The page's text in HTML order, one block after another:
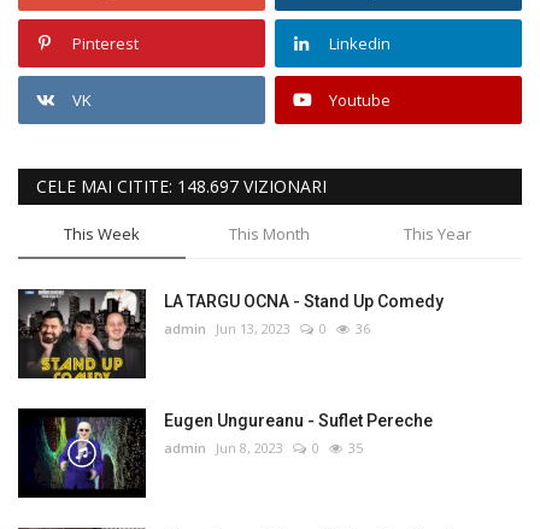
Pinterest Linkedin
VK Youtube
CELE MAI CITITE: 148.697 VIZIONARI
This Week This Month This Year
LA TARGU OCNA - Stand Up Comedy
admin Jun 13, 2023 0 36
Eugen Ungureanu - Suflet Pereche
admin Jun 8, 2023 0 35